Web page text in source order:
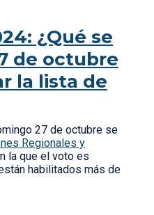
¿Qué se
de octubre
la lista de
27 de octubre se
Regionales y
la que el voto es
habilitados más de